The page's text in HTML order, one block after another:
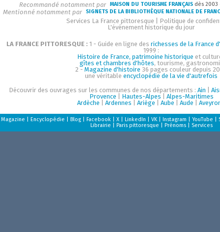
Recommandé notamment par MAISON DU TOURISME FRANÇAIS dès
Mentionné notamment par SIGNETS DE LA BIBLIOTHÈQUE NATIONALE DE
Services La France pittoresque
Politique de
L'événement historique du jour
LA FRANCE PITTORESQUE : 1 - Guide en ligne des richesses de la France
1999 :
Histoire de France, patrimoine historique et
gîtes et chambres d'hôtes, tourisme,
2 - Magazine d'histoire 36 pages couleur depuis
une véritable encyclopédie de la vie d'autrefois
Découvrir des ouvrages sur les communes de nos départements : Ain
Provence
Hautes-Alpes
Alpes-Maritimes
Ardèche
Ardennes Ariège Aube Aude
Magazine Encyclopédie Blog| Facebook| X| LinkedIn VK| Instagram YouTube
Librairie
Paris pittoresque Prénoms| Services